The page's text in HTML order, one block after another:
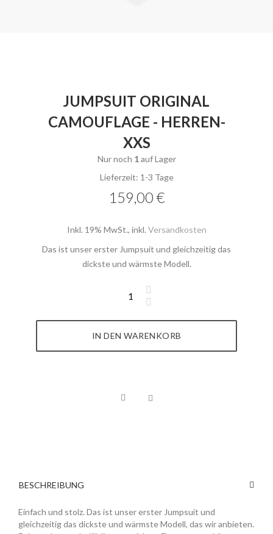
JUMPSUIT ORIGINAL
CAMOUFLAGE - HERREN-
XXS
Nur noch 1auf Lager
Lieferzeit: 1-3 Tage
159,00 €
Inkl. 19% MwSt., inkl. Versandkosten
Das ist unser erster Jumpsuit und gleichzeitig das
dickste und wärmste Modell.
IN DEN WARENKORB
BESCHREIBUNG
Einfach und stolz. Das ist unser erster Jumpsuit und
gleichzeitig das dickste und wärmste Modell, das wir anbieten.